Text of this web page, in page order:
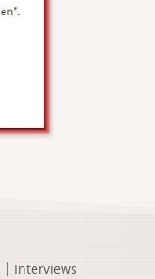
Interviews